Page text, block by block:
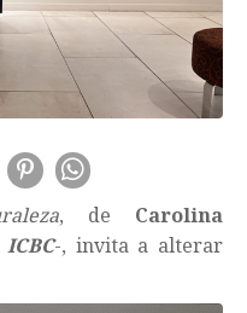
, de Carolina
-, invita a alterar